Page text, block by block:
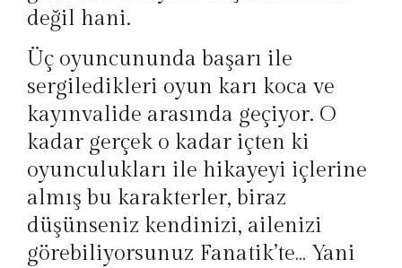
değil hani.
Üç oyuncununda başarı ile
sergiledikleri oyun karı koca ve
kayınvalide arasında geçiyor. O
kadar gerçek o kadar içten ki
oyunculukları ile hikayeyi içlerine
almış bu karakterler, biraz
düşünseniz kendinizi, ailenizi
görebiliyorsunuz Fanatik’te… Yani